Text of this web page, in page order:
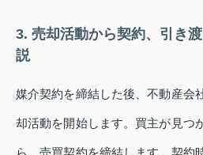
3. 売却活動から契約、引き
説
媒介契約を締結した後、不動産会
却活動を開始します。買主が見つ
ら、売買契約を締結します。契約